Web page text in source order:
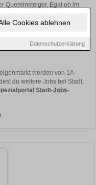
Cookies ablehnen
Datenschutzerklärung
Quereinsteiger. Egal ob im
neue Chancen in Ihrer
Stadt-Stellen in
werden von 1A-
du weitere Jobs bei Stadt,
Stadt-Jobs-